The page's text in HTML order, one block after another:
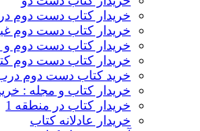
خریدار کتاب دست دوم
خریدار کتاب دست دوم
خریدار کتاب دست دوم و
خریدار کتاب دست دوم
خرید کتاب دست دوم
خریدار کتاب و مجله :
خریدار کتاب در منطقه 1
خریدار عادلانه کتاب